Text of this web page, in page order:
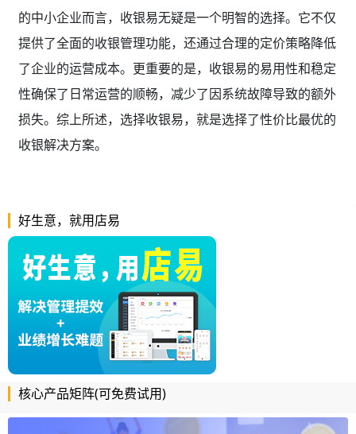
的中小企业而言，收银易无疑是一个明智的选择。它不仅
提供了全面的收银管理功能，还通过合理的定价策略降低
了企业的运营成本。更重要的是，收银易的易用性和稳定
性确保了日常运营的顺畅，减少了因系统故障导致的额外
损失。综上所述，选择收银易，就是选择了性价比最优的
收银解决方案。
好生意，就用店易
核心产品矩阵(可免费试用)